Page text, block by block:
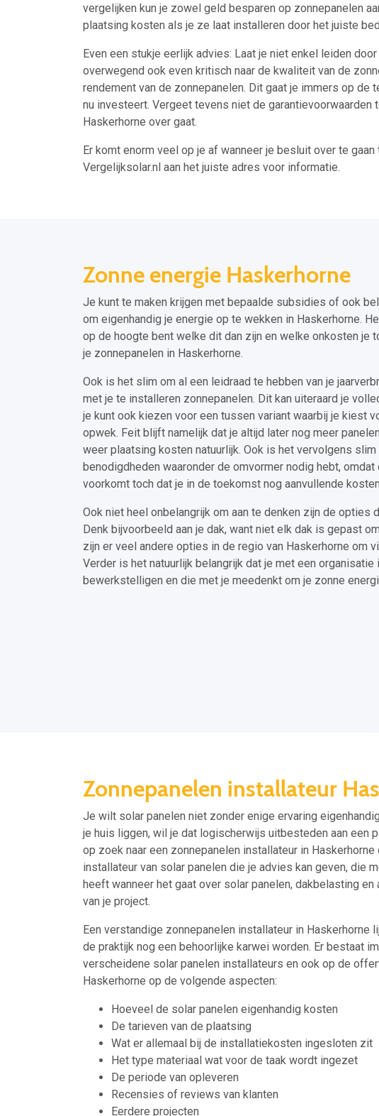
vergelijken kun je zowel geld besparen op zonnepanelen
plaatsing kosten als je ze laat installeren door het juiste
Even een stukje eerlijk advies: Laat je niet enkel leiden
overwegend ook even kritisch naar de kwaliteit van de
rendement van de zonnepanelen. Dit gaat je immers op de
nu investeert. Vergeet tevens niet de garantievoorwaarden
Haskerhorne over gaat.
Er komt enorm veel op je af wanneer je besluit over te gaan
Vergelijksolar.nl aan het juiste adres voor informatie.
Zonne energie Haskerhorne
Je kunt te maken krijgen met bepaalde subsidies of ook
om eigenhandig je energie op te wekken in Haskerhorne.
op de hoogte bent welke dit dan zijn en welke onkosten je
je zonnepanelen in Haskerhorne.
Ook is het slim om al een leidraad te hebben van je
met je te installeren zonnepanelen. Dit kan uiteraard je
je kunt ook kiezen voor een tussen variant waarbij je kiest
opwek. Feit blijft namelijk dat je altijd later nog meer
weer plaatsing kosten natuurlijk. Ook is het vervolgens
benodigdheden waaronder de omvormer nodig hebt,
voorkomt toch dat je in de toekomst nog aanvullende
Ook niet heel onbelangrijk om aan te denken zijn de opties
Denk bijvoorbeeld aan je dak, want niet elk dak is gepast
zijn er veel andere opties in de regio van Haskerhorne om
Verder is het natuurlijk belangrijk dat je met een
bewerkstelligen en die met je meedenkt om je zonne
Zonnepanelen installateur
Je wilt solar panelen niet zonder enige ervaring
je huis liggen, wil je dat logischerwijs uitbesteden aan een
op zoek naar een zonnepanelen installateur in
installateur van solar panelen die je advies kan geven, die
heeft wanneer het gaat over solar panelen, dakbelasting
van je project.
Een verstandige zonnepanelen installateur in Haskerhorne
de praktijk nog een behoorlijke karwei worden. Er bestaat
verscheidene solar panelen installateurs en ook op de
Haskerhorne op de volgende aspecten:
Hoeveel de solar panelen eigenhandig kosten
De tarieven van de plaatsing
Wat er allemaal bij de installatiekosten ingesloten zit
Het type materiaal wat voor de taak wordt ingezet
De periode van opleveren
Recensies of reviews van klanten
Eerdere projecten